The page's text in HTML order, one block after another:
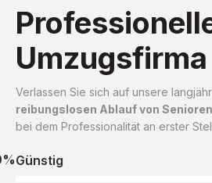
Umzugsfirma
Verlassen Sie sich auf unsere
reibungslosen Ablauf von
bei dem Professionalität an erster
Günstig